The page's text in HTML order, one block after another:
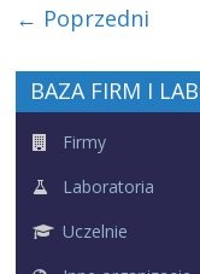
← Poprzedni
BAZA FIRM I
Firmy
Laboratoria
Uczelnie